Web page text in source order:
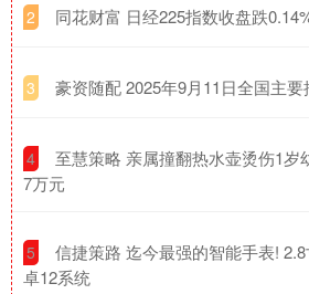
2 同花财富 日经225指数收盘跌
3 豪资随配 2025年9月11日全国主
4
至慧策略 亲属撞翻热水壶烫伤1岁
7万元
5
信捷策路 迄今最强的智能手表!
卓12系统